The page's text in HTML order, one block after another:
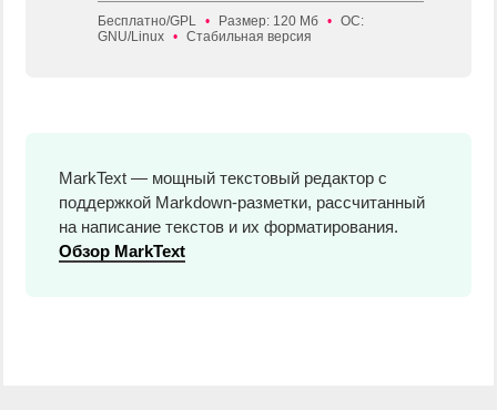
Бесплатно/GPL • Размер: 120 Мб • ОС:
GNU/Linux • Стабильная версия
MarkText — мощный текстовый редактор с
поддержкой Markdown-разметки, рассчитанный
на написание текстов и их форматирования.
Обзор MarkText